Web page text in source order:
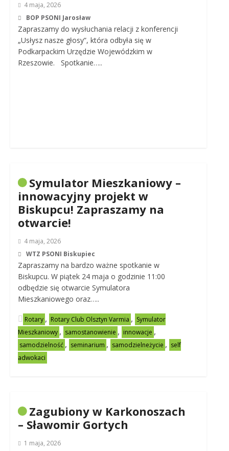
4 maja, 2026
BOP PSONI Jarosław
Zapraszamy do wysłuchania relacji z konferencji
„Usłysz nasze głosy”, która odbyła się w
Podkarpackim Urzędzie Wojewódzkim w
Rzeszowie. Spotkanie…..
Symulator Mieszkaniowy –
innowacyjny projekt w
Biskupcu! Zapraszamy na
otwarcie!
4 maja, 2026
WTZ PSONI Biskupiec
Zapraszamy na bardzo ważne spotkanie w
Biskupcu. W piątek 24 maja o godzinie 11:00
odbędzie się otwarcie Symulatora
Mieszkaniowego oraz…..
Rotary , Rotary Club Olsztyn Varmia , Symulator
Mieszkaniowy , samostanowienie , innowacje ,
samodzielność , seminarium , samodzielneżycie , self
adwokaci
Zagubiony w Karkonoszach
– Sławomir Gortych
1 maja, 2026